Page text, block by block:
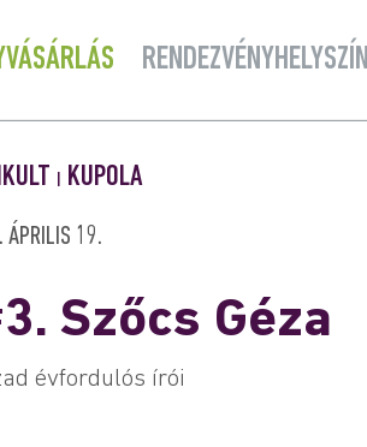
RENDEZVÉNYHELYSZÍN
KUPOLA
19.
Szőcs Géza
évfordulós írói